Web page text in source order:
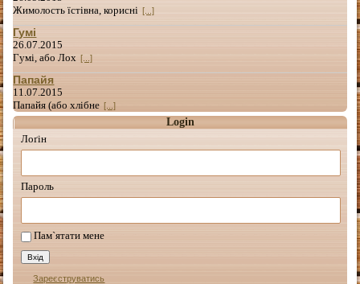
Жимолость їстівна, корисні [...]
Гумі
26.07.2015
Гумі, або Лох [...]
Папайя
11.07.2015
Папайя (або хлібне [...]
Login
Лоґін
Пароль
Пам`ятати мене
Зареєструватись